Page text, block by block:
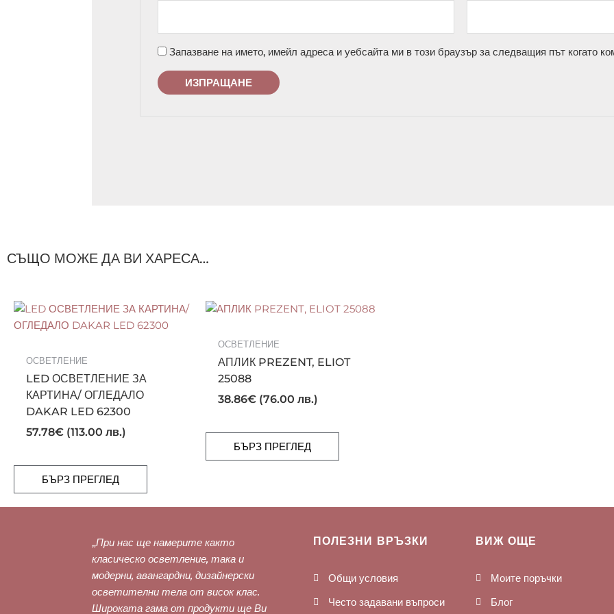
Запазване на името, имейл адреса и уебсайта ми в този браузър за следващия път когато
СЪЩО МОЖЕ ДА ВИ ХАРЕСА…
ОСВЕТЛЕНИЕ
LED ОСВЕТЛЕНИЕ ЗА
КАРТИНА/ ОГЛЕДАЛО
DAKAR LED 62300
57.78€ (113.00 лв.)
БЪРЗ ПРЕГЛЕД
ОСВЕТЛЕНИЕ
АПЛИК PREZENT, ELIOT
25088
38.86€ (76.00 лв.)
БЪРЗ ПРЕГЛЕД
„При нас ще намерите както
класическо осветление, така и
модерни, авангардни, дизайнерски
осветителни тела от висок клас.
Широката гама от продукти ще Ви
ПОЛЕЗНИ ВРЪЗКИ
Общи условия
Често задавани въпроси
ВИЖ ОЩЕ
Моите поръчки
Блог